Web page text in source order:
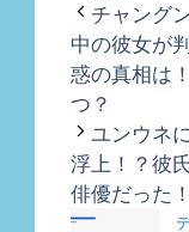
テ
ゴ
リ
ー
チャング
中の彼女が
惑の真相は
つ？
ユンウネ
浮上！？彼
俳優だった！